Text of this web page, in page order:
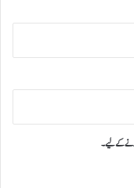
کرنے کےلیے۔